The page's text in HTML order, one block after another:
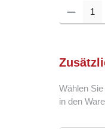
Produkt
Wählen
in den